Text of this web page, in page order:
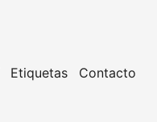
Etiquetas Contacto